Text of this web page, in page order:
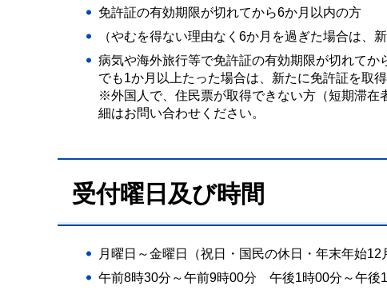
免許証の有効期限が切れてから6か月以内の方
（やむを得ない理由なく6か月を過ぎた場合は、
病気や海外旅行等で免許証の有効期限が切れて
でも1か月以上たった場合は、新たに免許証を取
※外国人で、住民票が取得できない方（短期滞在
細はお問い合わせください。
受付曜日及び時間
月曜日～金曜日（祝日・国民の休日・年末年始12
午前8時30分～午前9時00分 午後1時00分～午後